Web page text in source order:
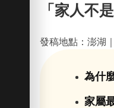
「家人不
發稿地點：澎湖
為什
家屬